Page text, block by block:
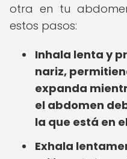
otra en tu
estos pasos:
Inhala lenta y
nariz,
expanda
el abdomen
la que está en
Exhala